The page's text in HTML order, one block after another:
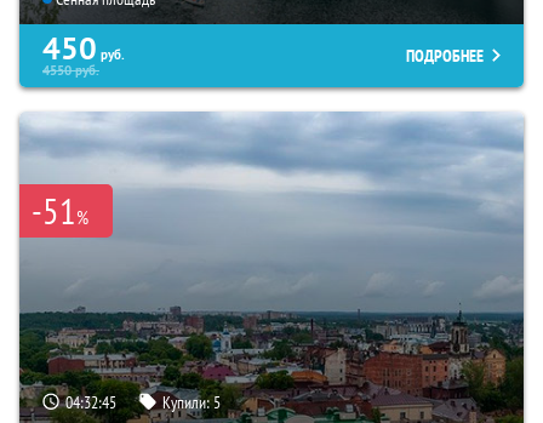
450 руб.
4550руб.
ПОДРОБНЕЕ
-51%
04:32:44 Купили:5